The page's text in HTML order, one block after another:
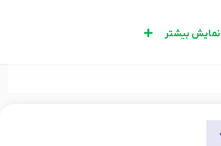
نمایش بیشتر